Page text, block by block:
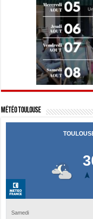
Météo Toulouse